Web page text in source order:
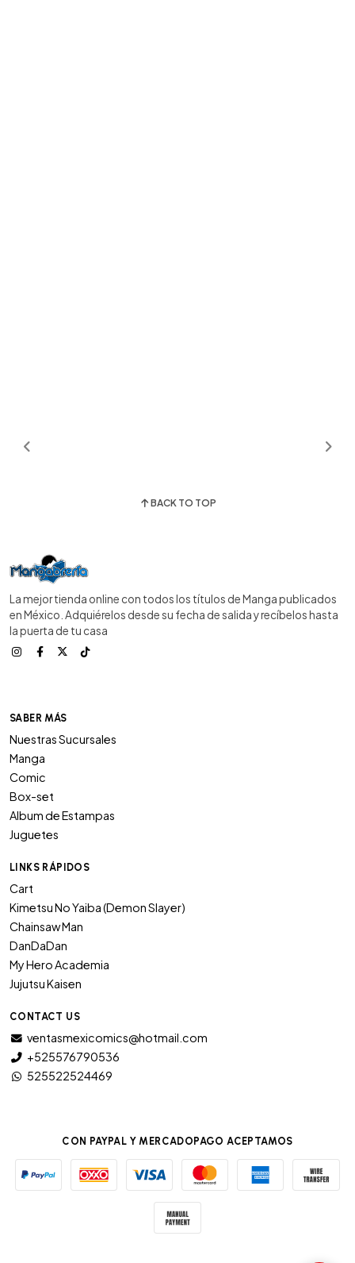
BACK TO TOP
La mejor tienda online con todos los títulos de Manga publicados
en México. Adquiérelos desde su fecha de salida y recíbelos hasta
la puerta de tu casa
SABER MÁS
Nuestras Sucursales
Manga
Comic
Box-set
Album de Estampas
Juguetes
LINKS RÁPIDOS
Cart
Kimetsu No Yaiba (Demon Slayer)
Chainsaw Man
DanDaDan
My Hero Academia
Jujutsu Kaisen
CONTACT US
ventasmexicomics@hotmail.com
+525576790536
525522524469
CON PAYPAL Y MERCADOPAGO ACEPTAMOS